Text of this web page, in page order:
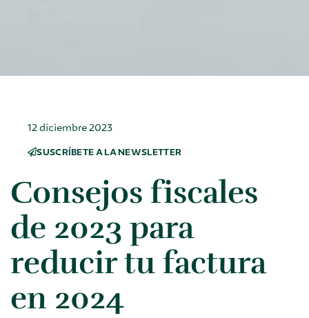
12 diciembre 2023
SUSCRÍBETE A LA NEWSLETTER
Consejos fiscales
de 2023 para
reducir tu factura
en 2024